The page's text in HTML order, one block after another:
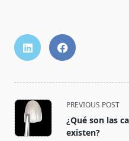
PREVIOUS POST
¿Qué son las
existen?